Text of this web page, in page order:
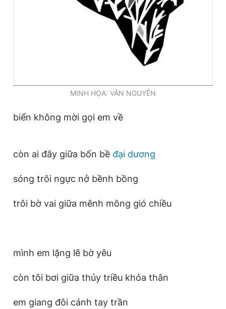
Tổng biên tập: Nguyễn Ngọc Toàn
Phó tổng biên tập thường trực: Hải Thành
Phó tổng biên tập: Lâm Hiếu Dũng
Giấy phép xuất bản số 110/GP - BTTTT cấp ngày 24.3.2020
bản. Phát triển bởi ePi Technologies, JSC.
MINH HỌA: VĂN NGUYỄN
biển không mời gọi em về
còn ai đây giữa bốn bề đại dương
sóng trôi ngực nở bềnh bồng
trôi bờ vai giữa mênh mông gió chiều
mình em lặng lẽ bờ yêu
còn tôi bơi giữa thủy triều khỏa thân
em giang đôi cánh tay trần